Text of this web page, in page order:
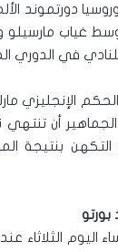
دورتموند
وسط غياب
في الدوري
الإنجليزي
الجماهير أن
التكهن بنتيجة